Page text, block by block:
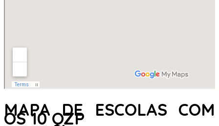
MAPA DE ESCOLAS COM
OS 10 QZP